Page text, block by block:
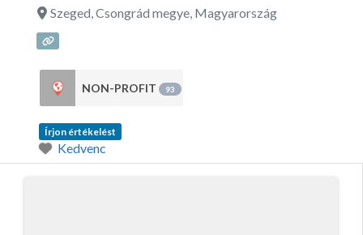
Szeged,Csongrád megye, Magyarország
NON-PROFIT 93
Írjon értékelést
Kedvenc